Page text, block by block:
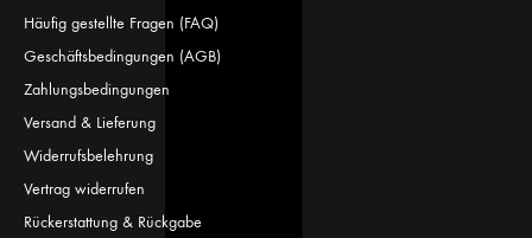
Häufig gestellte Fragen (FAQ)
Geschäftsbedingungen (AGB)
Zahlungsbedingungen
Versand & Lieferung
Widerrufsbelehrung
Vertrag widerrufen
Rückerstattung & Rückgabe